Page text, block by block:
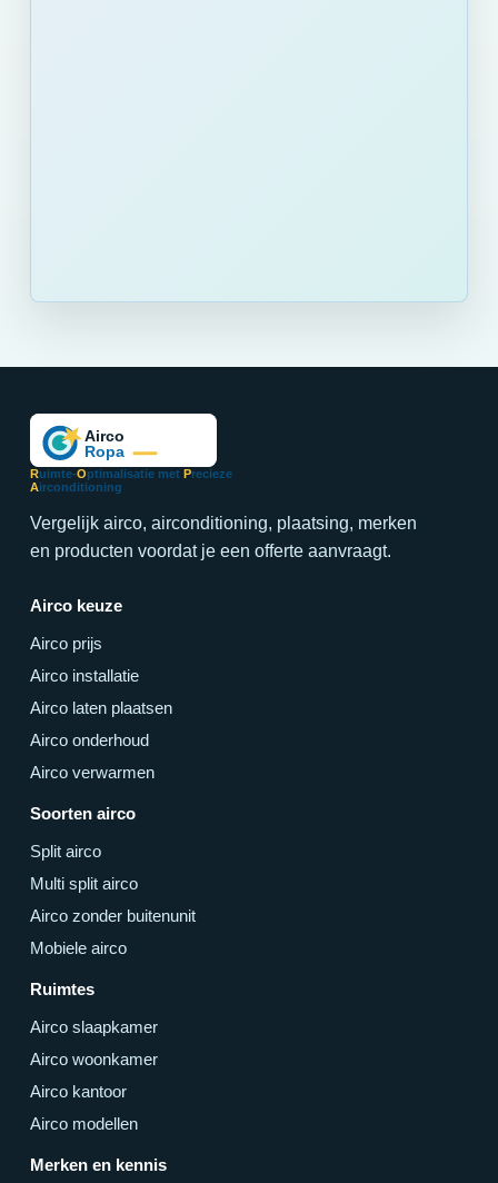
Ruimte-Optimalisatie met Precieze
Airconditioning
Vergelijk airco, airconditioning, plaatsing, merken
en producten voordat je een offerte aanvraagt.
Airco keuze
Airco prijs
Airco installatie
Airco laten plaatsen
Airco onderhoud
Airco verwarmen
Soorten airco
Split airco
Multi split airco
Airco zonder buitenunit
Mobiele airco
Ruimtes
Airco slaapkamer
Airco woonkamer
Airco kantoor
Airco modellen
Merken en kennis